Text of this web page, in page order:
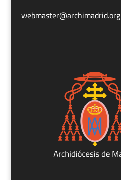
webmaster@archimadrid.org